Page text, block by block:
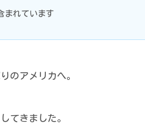
まれています
のアメリカへ。
てきました。